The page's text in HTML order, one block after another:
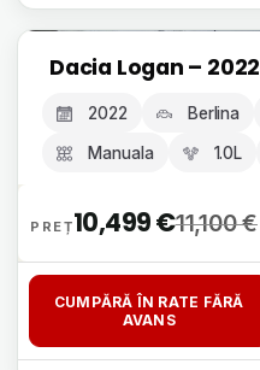
GARANȚIE 12 LUNI
Dacia Logan – 2022
2022 Berlina
Manuala 1.0L
11,100€
10,499€
CUMPĂRĂ ÎN RATE FĂRĂ
AVANS